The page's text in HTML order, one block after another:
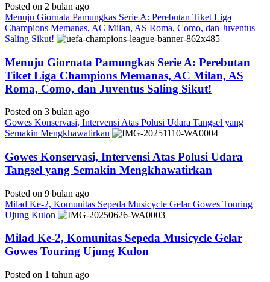
Posted on 2 bulan ago
Menuju Giornata Pamungkas Serie A: Perebutan Tiket Liga
Champions Memanas, AC Milan, AS Roma, Como, dan Juventus
Saling Sikut!
Menuju Giornata Pamungkas Serie A: Perebutan
Tiket Liga Champions Memanas, AC Milan, AS
Roma, Como, dan Juventus Saling Sikut!
Posted on 3 bulan ago
Gowes Konservasi, Intervensi Atas Polusi Udara Tangsel yang
Semakin Mengkhawatirkan
Gowes Konservasi, Intervensi Atas Polusi Udara
Tangsel yang Semakin Mengkhawatirkan
Posted on 9 bulan ago
Milad Ke-2, Komunitas Sepeda Musicycle Gelar Gowes Touring
Ujung Kulon
Milad Ke-2, Komunitas Sepeda Musicycle Gelar
Gowes Touring Ujung Kulon
Posted on 1 tahun ago